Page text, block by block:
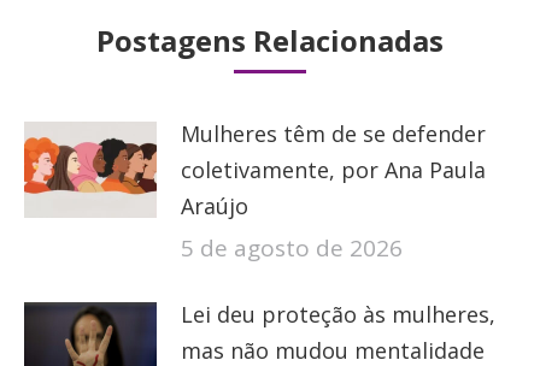
Postagens Relacionadas
Mulheres têm de se defender
coletivamente, por Ana Paula
Araújo
5 de agosto de 2026
Lei deu proteção às mulheres,
mas não mudou mentalidade